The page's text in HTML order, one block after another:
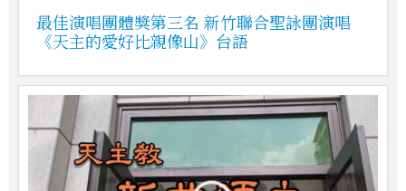
最佳演唱團體獎第三名 新竹聯合聖詠團演唱
《天主的愛好比親像山》台語